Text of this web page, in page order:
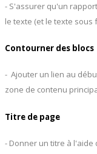
- S'assurer qu'un
le texte (et le texte
Contourner des blocs
- Ajouter un lien au
zone de contenu
Titre de page
- Donner un titre à l'aide